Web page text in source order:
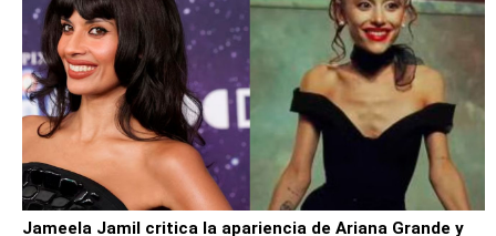
Jameela Jamil critica la apariencia de Ariana Grande y